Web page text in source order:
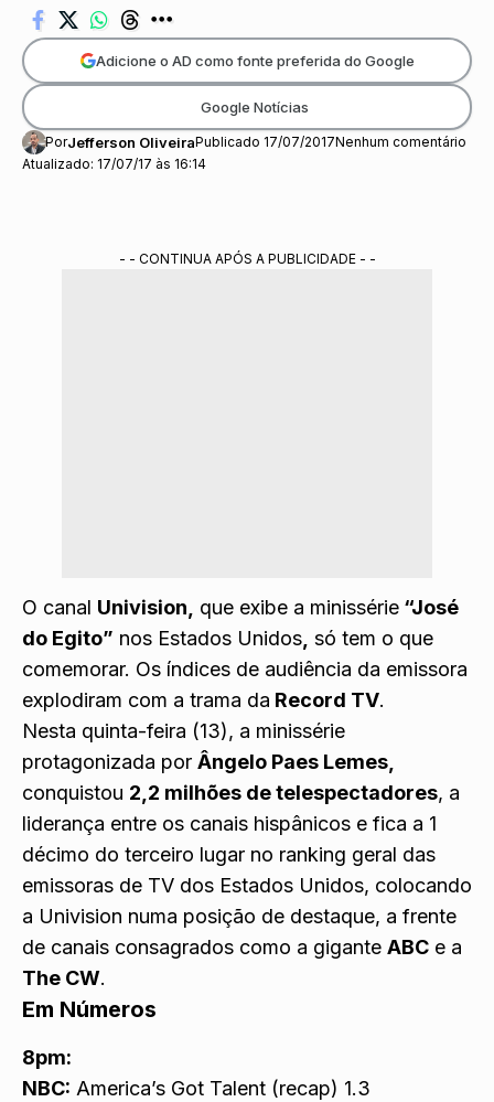
Atualizado: 17/07/17 às 16:14
PorJefferson OliveiraPublicado 17/07/2017Nenhum comentário
Adicione o AD como fonte preferida do Google
Google Notícias
- - CONTINUA APÓS A PUBLICIDADE - -
O canal Univision, que exibe a minissérie “José
do Egito” nos Estados Unidos só tem o que
comemorar. Os índices de audiência da emissora
explodiram com a trama da Record TV.
Nesta quinta-feira (13), a minissérie
protagonizada por Ângelo Paes Lemes,
conquistou 2,2 milhões de telespectadores, a
liderança entre os canais hispânicos e fica a 1
décimo do terceiro lugar no ranking geral das
emissoras de TV dos Estados Unidos, colocando
a Univision numa posição de destaque, a frente
de canais consagrados como a gigante ABC e a
The CW.
Em Números
8pm:
NBC: America’s Got Talent (recap) 1.3